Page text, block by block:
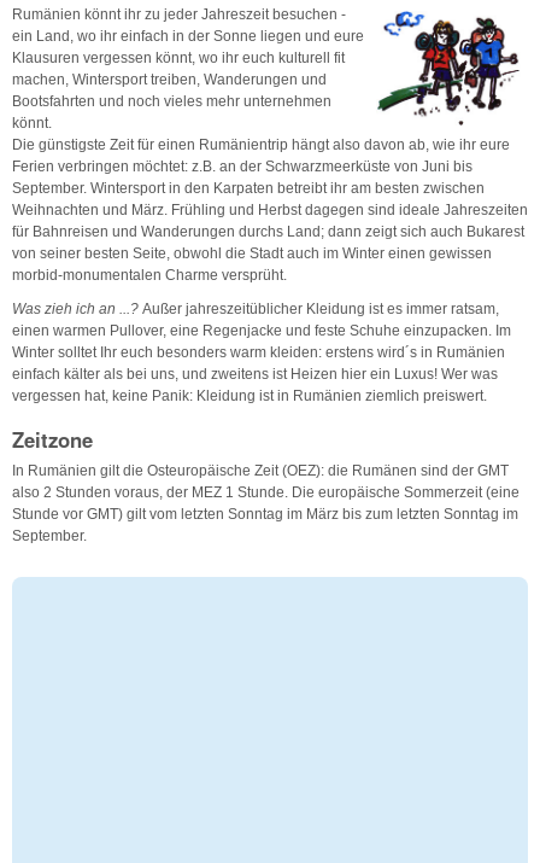
Rumänien könnt ihr zu jeder Jahreszeit besuchen -
ein Land, wo ihr einfach in der Sonne liegen und eure
Klausuren vergessen könnt, wo ihr euch kulturell fit
machen, Wintersport treiben, Wanderungen und
Bootsfahrten und noch vieles mehr unternehmen
könnt.
Die günstigste Zeit für einen Rumänientrip hängt also davon ab, wie ihr eure
Ferien verbringen möchtet: z.B. an der Schwarzmeerküste von Juni bis
September. Wintersport in den Karpaten betreibt ihr am besten zwischen
Weihnachten und März. Frühling und Herbst dagegen sind ideale Jahreszeiten
für Bahnreisen und Wanderungen durchs Land; dann zeigt sich auch Bukarest
von seiner besten Seite, obwohl die Stadt auch im Winter einen gewissen
morbid-monumentalen Charme versprüht.
Was zieh ich an ...? Außer jahreszeitüblicher Kleidung ist es immer ratsam,
einen warmen Pullover, eine Regenjacke und feste Schuhe einzupacken. Im
Winter solltet Ihr euch besonders warm kleiden: erstens wird´s in Rumänien
einfach kälter als bei uns, und zweitens ist Heizen hier ein Luxus! Wer was
vergessen hat, keine Panik: Kleidung ist in Rumänien ziemlich preiswert.
Zeitzone
In Rumänien gilt die Osteuropäische Zeit (OEZ): die Rumänen sind der GMT
also 2 Stunden voraus, der MEZ 1 Stunde. Die europäische Sommerzeit (eine
Stunde vor GMT) gilt vom letzten Sonntag im März bis zum letzten Sonntag im
September.